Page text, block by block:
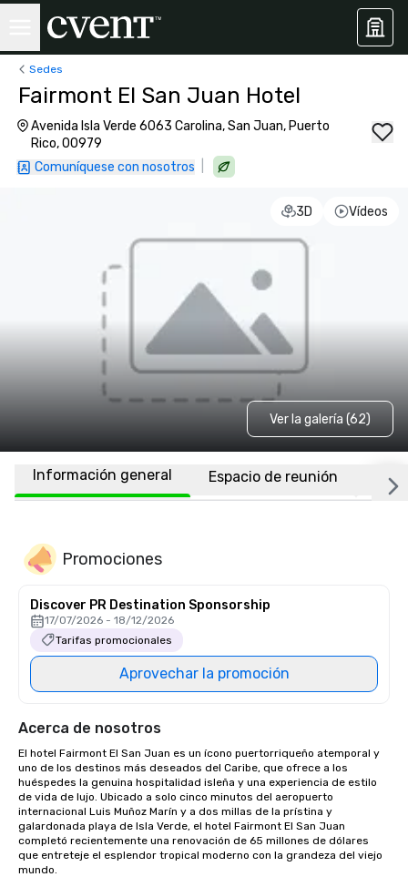
Sedes
Fairmont El San Juan Hotel
Avenida Isla Verde 6063 Carolina, San Juan, Puerto
Rico, 00979
Comuníquese con nosotros
3D Vídeos
Ver la galería (62)
Información general Espacio de reunión
Promociones
Discover PR Destination Sponsorship
17/07/2026 - 18/12/2026
Tarifas promocionales
Aprovechar la promoción
Acerca de nosotros
El hotel Fairmont El San Juan es un ícono puertorriqueño atemporal y
uno de los destinos más deseados del Caribe, que ofrece a los
huéspedes la genuina hospitalidad isleña y una experiencia de estilo
de vida de lujo. Ubicado a solo cinco minutos del aeropuerto
internacional Luis Muñoz Marín y a dos millas de la prístina y
galardonada playa de Isla Verde, el hotel Fairmont El San Juan
completó recientemente una renovación de 65 millones de dólares
que entreteje el esplendor tropical moderno con la grandeza del viejo
mundo.